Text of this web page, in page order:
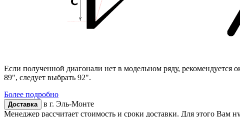
Если полученной диагонали нет в модельном ряду, рекомендуется
89", следует выбрать 92".
Более подробно
Доставка в г. Эль-Монте
Менеджер рассчитает стоимость и сроки доставки. Для этого Вам